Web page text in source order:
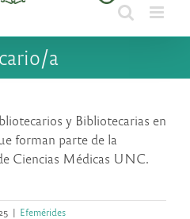
a
y Bibliotecarias en
forman parte de la
Ciencias Médicas UNC.
| Efemérides